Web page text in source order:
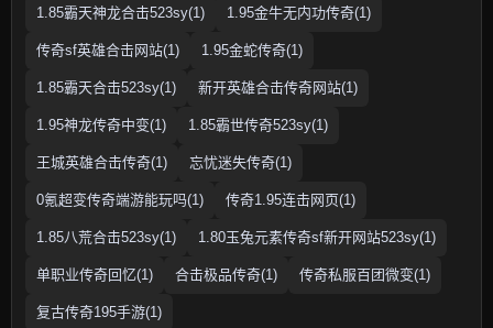
1.85霸天神龙合击523sy(1) 1.95金牛无内功传奇(1)
传奇sf英雄合击网站(1) 1.95金蛇传奇(1)
1.85霸天合击523sy(1) 新开英雄合击传奇网站(1)
1.95神龙传奇中变(1) 1.85霸世传奇523sy(1)
王城英雄合击传奇(1) 忘忧迷失传奇(1)
0氪超变传奇端游能玩吗(1) 传奇1.95连击网页(1)
1.85八荒合击523sy(1) 1.80玉兔元素传奇sf新开网站523sy(1)
单职业传奇回忆(1) 合击极品传奇(1) 传奇私服百团微变(1)
复古传奇195手游(1)